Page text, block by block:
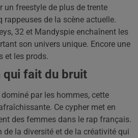
un freestyle de plus de trente
de la scène actuelle.
32 et Mandyspie enchaînent les
son univers unique. Encore une
et les prods.
qui fait du bruit
par les hommes, cette
Ce cypher met en
des femmes dans le rap français.
de la diversité et de la créativité qui